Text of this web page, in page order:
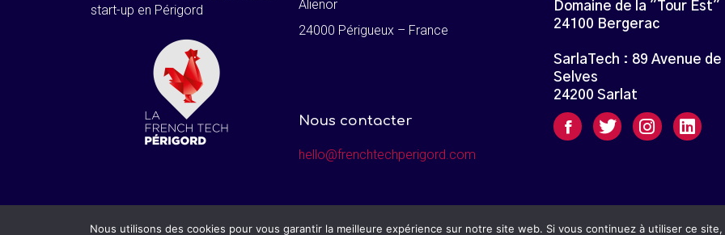
start-up en Périgord
Alienor
24000 Périgueux – France
Nous contacter
hello@frenchtechperigord.com
Domaine de la "Tour Est"
24100 Bergerac
SarlaTech : 89 Avenue de
Selves
24200 Sarlat
© Tous droits réservés – French Tech Périgord
Nous utilisons des cookies pour vous garantir la meilleure expérience sur notre site web. Si vous continuez à utiliser ce